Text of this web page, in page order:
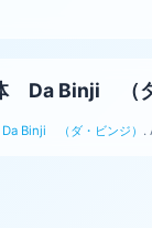
Da Binji （ダ
Binji （ダ・ビンジ） .